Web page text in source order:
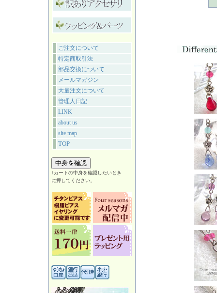
ご注文について
特定商取引法
部品交換について
メールマガジン
大量注文について
管理人日記
LINK
about us
site map
TOP
↑カートの中身を確認したいとき
に押してください。